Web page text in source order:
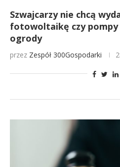
Szwajcarzy nie chcą
fotowoltaikę czy pompy
ogrody
przez Zespół 300Gospodarki